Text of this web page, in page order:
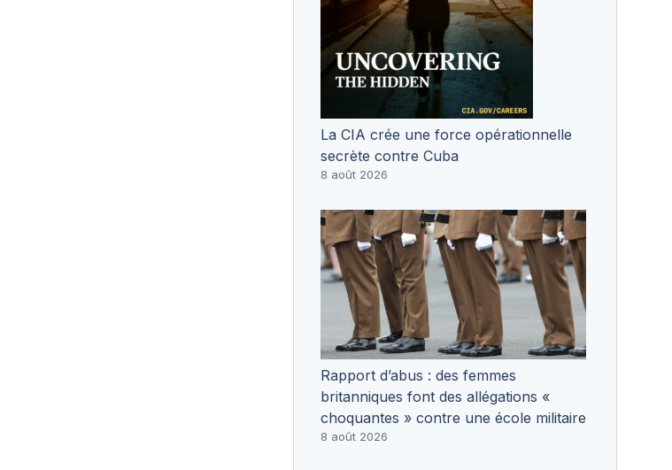
La CIA crée une force opérationnelle
secrète contre Cuba
8 août 2026
Rapport d’abus : des femmes
britanniques font des allégations «
choquantes » contre une école militaire
8 août 2026